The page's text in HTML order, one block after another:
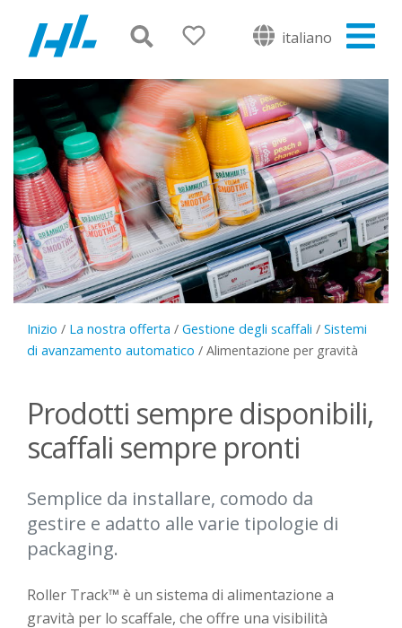
italiano
Inizio / La nostra offerta / Gestione degli scaffali / Sistemi
di avanzamento automatico / Alimentazione per gravità
Prodotti sempre disponibili,
scaffali sempre pronti
Semplice da installare, comodo da
gestire e adatto alle varie tipologie di
packaging.
Roller Track™ è un sistema di alimentazione a
gravità per lo scaffale, che offre una visibilità